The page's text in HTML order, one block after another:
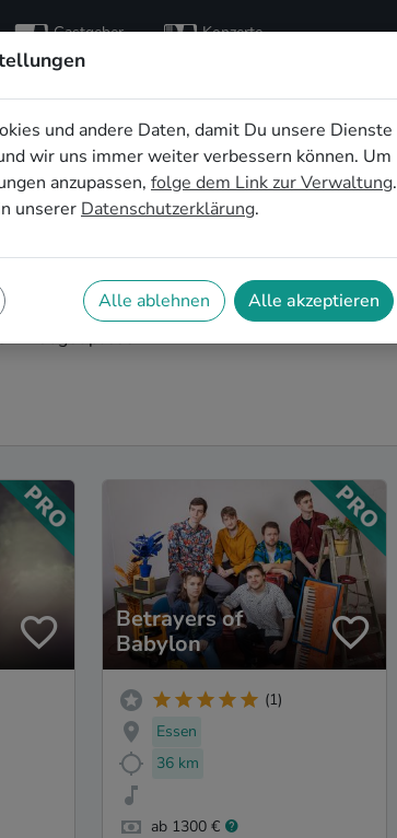
Gastgeber Konzerte
für einen außergewöhnlichen
einem unvergesslichen Highlight
findet ihr Welt-
Budget passen.
Betrayers of
Babylon
(1)
Essen
36 km
ab 1300 €
und andere Daten, damit Du unsere Dienste
wir uns immer weiter verbessern können. Um
anzupassen, folge dem Link zur Verwaltung.
unserer Datenschutzerklärung.
Alle ablehnen Alle akzeptieren